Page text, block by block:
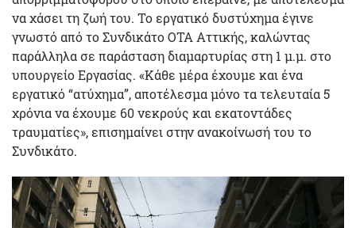
να χάσει τη ζωή του. Το εργατικό δυστύχημα έγινε
γνωστό από το Συνδικάτο ΟΤΑ Αττικής, καλώντας
παράλληλα σε παράσταση διαμαρτυρίας στη 1 μ.μ. στο
υπουργείο Εργασίας. «Κάθε μέρα έχουμε και ένα
εργατικό “ατύχημα”, αποτέλεσμα μόνο τα τελευταία 5
χρόνια να έχουμε 60 νεκρούς και εκατοντάδες
τραυματίες», επισημαίνει στην ανακοίνωσή του το
Συνδικάτο.